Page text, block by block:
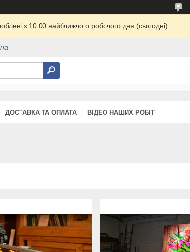
з 10:00 найближчого робочого дня (сьогодні).
ДОСТАВКА ТА ОПЛАТА ВІДЕО НАШИХ РОБІТ